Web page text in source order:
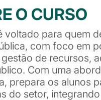
O CURSO
voltado para quem
com foco em
de recursos,
Com uma
prepara os alunos
do setor,